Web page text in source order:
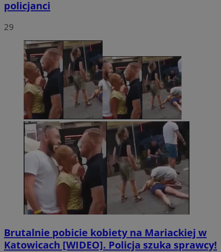
policjanci
29
Brutalnie pobicie kobiety na Mariackiej w
Katowicach [WIDEO]. Policja szuka sprawcy!